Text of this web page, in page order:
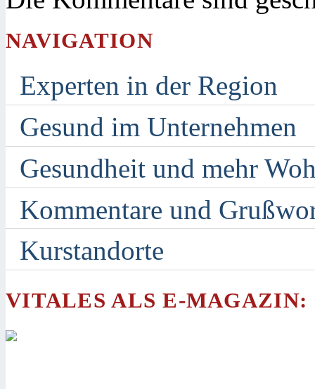
NAVIGATION
Experten in der Region
Gesund im Unternehmen
Gesundheit und mehr
Kommentare und
Kurstandorte
VITALES ALS E-MAGAZIN: